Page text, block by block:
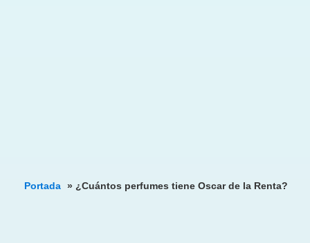
Portada » ¿Cuántos perfumes tiene Oscar de la Renta?